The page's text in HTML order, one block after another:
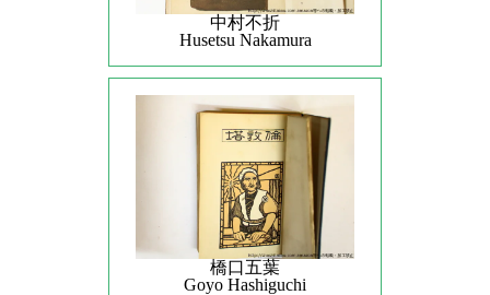
中村不折
Husetsu Nakamura
橋口五葉
Goyo Hashiguchi